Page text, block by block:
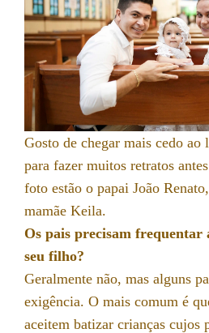
Gosto de chegar mais cedo ao
para fazer muitos retratos
foto estão o papai João
mamãe Keila.
Os pais precisam
seu filho?
Geralmente não, mas alguns
exigência. O mais comum é
aceitem batizar crianças cujos